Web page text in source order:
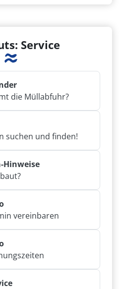
Service
die Müllabfuhr?
suchen und finden!
Hinweise
vereinbaren